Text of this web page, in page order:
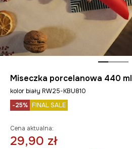
Miseczka porcelanowa 440 ml
kolor biały RW25-KBU810
-25% FINAL SALE
Cena aktualna:
29,90 zł